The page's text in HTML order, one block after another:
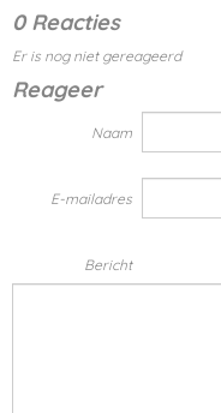
0 Reacties
Er is nog niet gereageerd
Reageer
Naam
E-mailadres
Bericht